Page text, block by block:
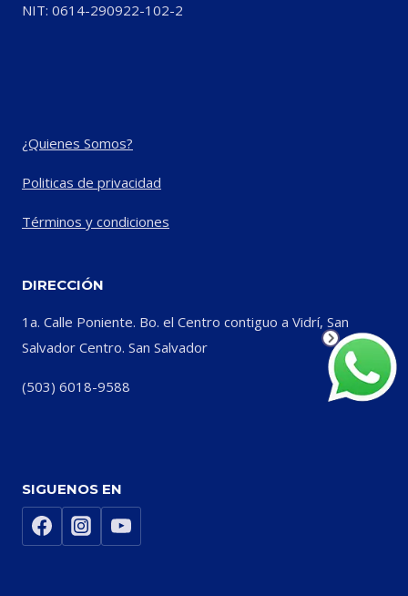
NIT: 0614-290922-102-2
¿Quienes Somos?
Politicas de privacidad
Términos y condiciones
DIRECCIÓN
1a. Calle Poniente. Bo. el Centro contiguo a Vidrí, San
Salvador Centro. San Salvador
(503) 6018-9588
SIGUENOS EN